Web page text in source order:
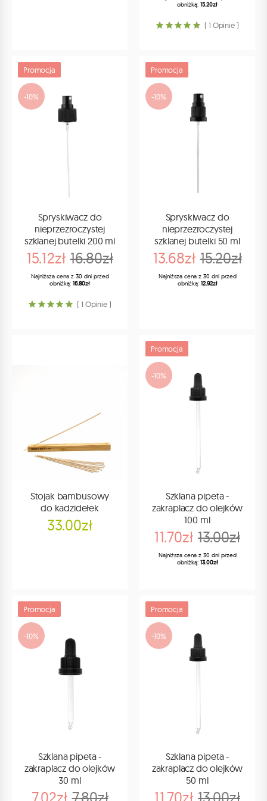
obniżką: 15.20zł
( 1 Opinie )
Promocja
-10%
Spryskiwacz do
nieprzezroczystej
szklanej butelki 200 ml
15.12zł 16.80zł
Najniższa cena z 30 dni przed
obniżką: 16.80zł
( 1 Opinie )
Promocja
-10%
Spryskiwacz do
nieprzezroczystej
szklanej butelki 50 ml
13.68zł 15.20zł
Najniższa cena z 30 dni przed
obniżką: 12.92zł
Stojak bambusowy
do kadzidełek
33.00zł
Promocja
-10%
Szklana pipeta -
zakraplacz do olejków
100 ml
11.70zł 13.00zł
Najniższa cena z 30 dni przed
obniżką: 13.00zł
Promocja
-10%
Szklana pipeta -
zakraplacz do olejków
30 ml
7.02zł 7.80zł
Promocja
-10%
Szklana pipeta -
zakraplacz do olejków
50 ml
11.70zł 13.00zł